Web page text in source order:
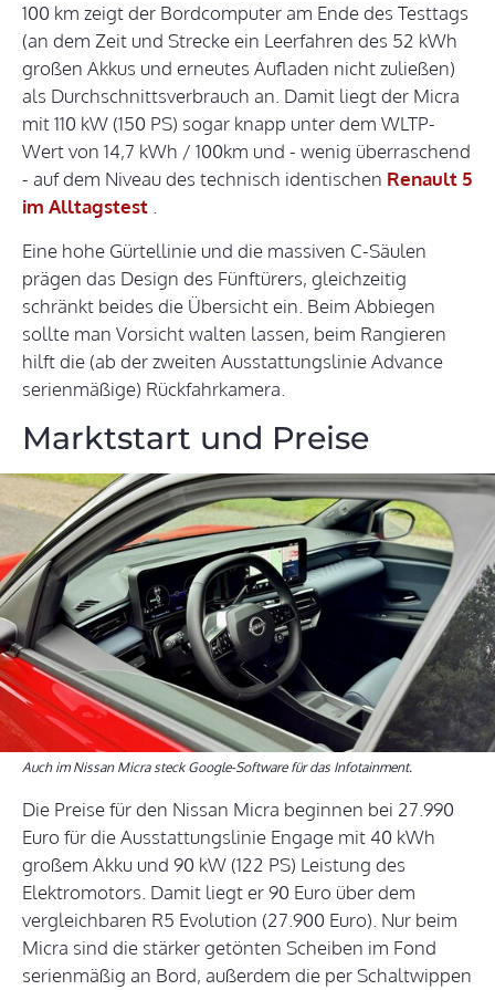
100 km zeigt der Bordcomputer am Ende des Testtags
(an dem Zeit und Strecke ein Leerfahren des 52 kWh
großen Akkus und erneutes Aufladen nicht zuließen)
als Durchschnittsverbrauch an. Damit liegt der Micra
mit 110 kW (150 PS) sogar knapp unter dem WLTP-
Wert von 14,7 kWh / 100km und - wenig überraschend
- auf dem Niveau des technisch identischen Renault 5
im Alltagstest .
Eine hohe Gürtellinie und die massiven C-Säulen
prägen das Design des Fünftürers, gleichzeitig
schränkt beides die Übersicht ein. Beim Abbiegen
sollte man Vorsicht walten lassen, beim Rangieren
hilft die (ab der zweiten Ausstattungslinie Advance
serienmäßige) Rückfahrkamera.
Marktstart und Preise
Auch im Nissan Micra steck Google-Software für das Infotainment.
Die Preise für den Nissan Micra beginnen bei 27.990
Euro für die Ausstattungslinie Engage mit 40 kWh
großem Akku und 90 kW (122 PS) Leistung des
Elektromotors. Damit liegt er 90 Euro über dem
vergleichbaren R5 Evolution (27.900 Euro). Nur beim
Micra sind die stärker getönten Scheiben im Fond
serienmäßig an Bord, außerdem die per Schaltwippen